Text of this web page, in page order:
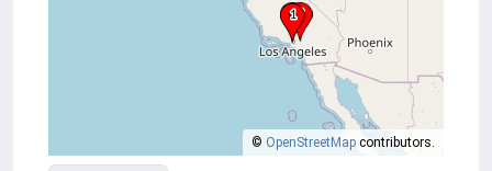
© OpenStreetMap contributors.